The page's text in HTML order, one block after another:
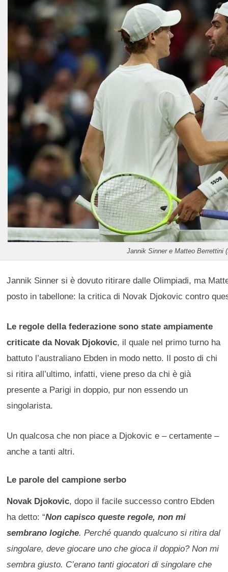
Jannik Sinner e Matteo Berrettini
Jannik Sinner si è dovuto ritirare dalle Olimpiadi, ma
posto in tabellone: la critica di Novak Djokovic contro
Le regole della federazione sono state ampiamente
criticate da Novak Djokovic, il quale nel primo turno ha
battuto l’australiano Ebden in modo netto. Il posto di chi
si ritira all’ultimo, infatti, viene preso da chi è già
presente a Parigi in doppio, pur non essendo un
singolarista.
Un qualcosa che non piace a Djokovic e – certamente –
anche a tanti altri.
Le parole del campione serbo
Novak Djokovic, dopo il facile successo contro Ebden
ha detto: “Non capisco queste regole, non mi
sembrano logiche. Perché quando qualcuno si ritira dal
singolare, deve giocare uno che gioca il doppio? Non mi
sembra giusto. C’erano tanti giocatori di singolare che